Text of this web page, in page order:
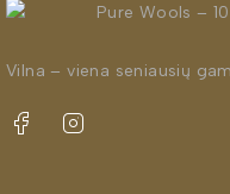
Vilna – viena seniausių